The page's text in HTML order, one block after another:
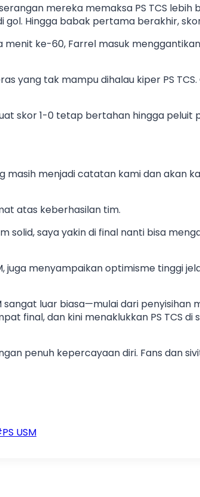
mereka memaksa PS TCS lebih
gol. Hingga babak pertama berakhir,
ke-60, Farrel masuk
yang tak mampu dihalau kiper PS
skor 1-0 tetap bertahan hingga peluit
masih menjadi catatan kami dan akan
atas keberhasilan tim.
solid, saya yakin di final nanti bisa
juga menyampaikan optimisme tinggi
sangat luar biasa—mulai dari penyisihan
final, dan kini menaklukkan PS TCS di
penuh kepercayaan diri. Fans dan
PS USM